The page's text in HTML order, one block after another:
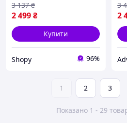
2 499₴
3 137 ₴
Купити
Shopy 96%
2
3
1 2 3
Показано 1 - 29